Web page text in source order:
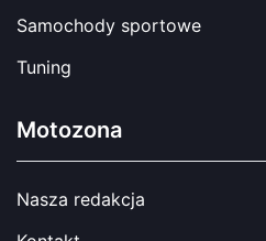
Samochody sportowe
Tuning
Motozona
Nasza redakcja